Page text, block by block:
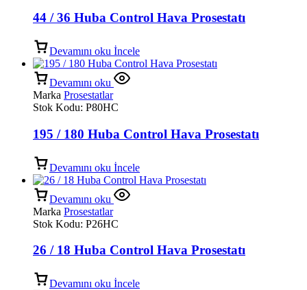
44 / 36 Huba Control Hava Prosestatı
Devamını oku İncele
Devamını oku
Marka Prosestatlar
Stok Kodu: P80HC
195 / 180 Huba Control Hava Prosestatı
Devamını oku İncele
Devamını oku
Marka Prosestatlar
Stok Kodu: P26HC
26 / 18 Huba Control Hava Prosestatı
Devamını oku İncele